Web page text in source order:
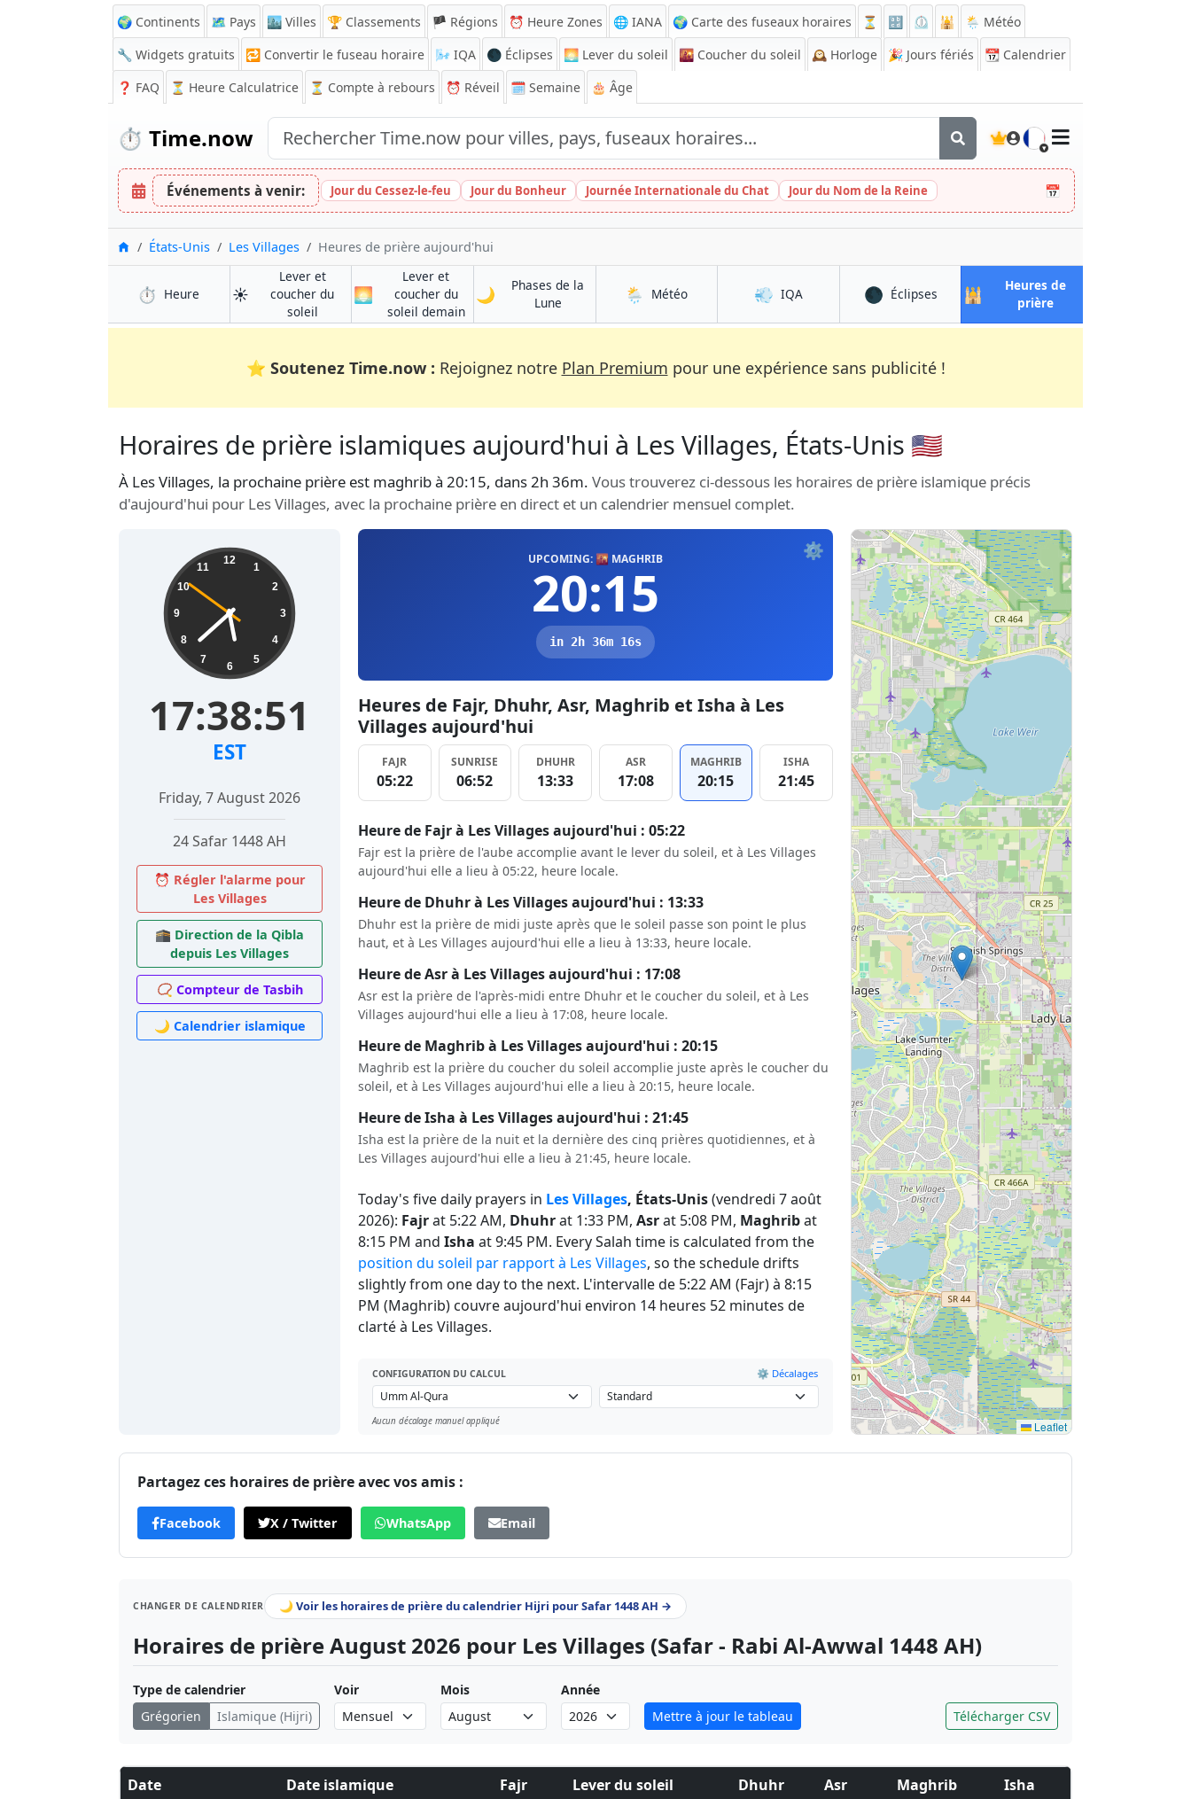
🌍 Continents 🗺️ Pays 🏙️ Villes 🏆 Classements 🏴 Régions ⏰ Heure Zones 🌐 IANA 🌍 Carte des fuseaux horaires ⏳ 🔡 ⏲️ 🕌
🌦️ Météo
🔧 Widgets gratuits
🔁 Convertir le fuseau horaire 🌬️ IQA 🌑 Éclipses 🌅 Lever du soleil 🌇 Coucher du soleil 🕰️ Horloge 🎉 Jours fériés 📆 Calendrier
❓ FAQ ⏳ Heure Calculatrice ⏳ Compte à rebours ⏰ Réveil 🗓️ Semaine 🎂 Âge
⏱️ Time.now 🇫🇷
Événements à venir: Jour du Cessez-le-feu Jour du Bonheur Journée Internationale du Chat Jour du Nom de la Reine 📅
Accueil
États-Unis Les Villages Heures de prière aujourd'hui
⏱️ Heure à Les Villages
☀️
Lever et
coucher du
soleilà Les Villages
🌅
Lever et
coucher du
soleil demainà Les Villages
🌙
Phases de la
Luneà Les Villages
🌦️ Météoà Les Villages
💨 IQAà Les Villages
🌑 Éclipsesà Les Villages
🕌
Heures de
prièreà Les Villages
⭐ Soutenez Time.now : Rejoignez notre Plan Premium pour une expérience sans publicité !
Horaires de prière islamiques aujourd'hui à Les Villages, États-Unis 🇺🇸
À Les Villages, la prochaine prière est maghrib à 20:15, dans 2h 36m. Vous trouverez ci-dessous les horaires de prière islamique précis
d'aujourd'hui pour Les Villages, avec la prochaine prière en direct et un calendrier mensuel complet.
12
1
2
3
4
5
6
7
8
9
10
11
17:38:52
EST
Friday, 7 August 2026
24 Safar 1448 AH
⏰ Régler l'alarme pour
Les Villages
🕋 Direction de la Qibla
depuis Les Villages
📿 Compteur de Tasbih
🌙 Calendrier islamique
⚙️
UPCOMING: 🌇 MAGHRIB
20:15
in 2h 36m 15s
Heures de Fajr, Dhuhr, Asr, Maghrib et Isha à Les
Villages aujourd'hui
FAJR
05:22
SUNRISE
06:52
DHUHR
13:33
ASR
17:08
MAGHRIB
20:15
ISHA
21:45
Heure de Fajr à Les Villages aujourd'hui : 05:22
Fajr est la prière de l'aube accomplie avant le lever du soleil, et à Les Villages
aujourd'hui elle a lieu à 05:22, heure locale.
Heure de Dhuhr à Les Villages aujourd'hui : 13:33
Dhuhr est la prière de midi juste après que le soleil passe son point le plus
haut, et à Les Villages aujourd'hui elle a lieu à 13:33, heure locale.
Heure de Asr à Les Villages aujourd'hui : 17:08
Asr est la prière de l'après-midi entre Dhuhr et le coucher du soleil, et à Les
Villages aujourd'hui elle a lieu à 17:08, heure locale.
Heure de Maghrib à Les Villages aujourd'hui : 20:15
Maghrib est la prière du coucher du soleil accomplie juste après le coucher du
soleil, et à Les Villages aujourd'hui elle a lieu à 20:15, heure locale.
Heure de Isha à Les Villages aujourd'hui : 21:45
Isha est la prière de la nuit et la dernière des cinq prières quotidiennes, et à
Les Villages aujourd'hui elle a lieu à 21:45, heure locale.
Today's five daily prayers in Les Villages, États-Unis(vendredi 7 août
2026): Fajrat 5:22 AM, Dhuhrat 1:33 PM, Asrat 5:08 PM, Maghribat
8:15 PM and Isha at 9:45 PM. Every Salah time is calculated from the
position du soleil par rapport à Les Villages, so the schedule drifts
slightly from one day to the next. L'intervalle de 5:22 AM (Fajr) à 8:15
PM (Maghrib) couvre aujourd'hui environ 14 heures 52 minutes de
clarté à Les Villages.
CONFIGURATION DU CALCUL ⚙️ Décalages
Aucun décalage manuel appliqué Leaflet
Partagez ces horaires de prière avec vos amis :
Facebook X / Twitter WhatsApp Email
CHANGER DE CALENDRIER 🌙 Voir les horaires de prière du calendrier Hijri pour Safar 1448 AH →
Horaires de prière August 2026 pour Les Villages (Safar - Rabi Al-Awwal 1448 AH)
Type de calendrier
Grégorien
Islamique (Hijri)
Voir Mois
Année
Mettre à jour le tableau
Télécharger CSV
Date Date islamique Fajr Lever du soleil Dhuhr Asr Maghrib
Isha